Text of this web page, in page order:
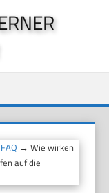
FAQ → Wie wirken
auf die